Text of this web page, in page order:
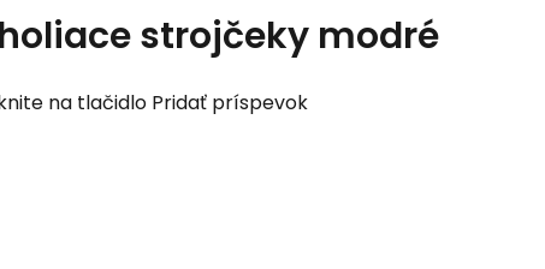
strojčeky modré
na tlačidlo Pridať príspevok